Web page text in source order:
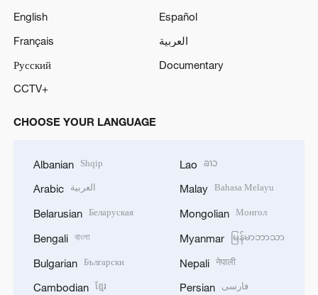
English
Español
Français
العربية
Русский
Documentary
CCTV+
CHOOSE YOUR LANGUAGE
Albanian Shqip
Arabic العربية
Belarusian Беларуская
Bengali বাংলা
Bulgarian Български
Cambodian ខ្មែរ
Lao ລາວ
Malay Bahasa Melayu
Mongolian Монгол
Myanmar မြန်မာဘာသာ
Nepali नेपाली
Persian فارسی